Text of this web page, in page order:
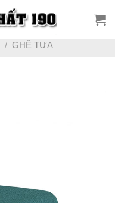
/ GHẾ TỰA